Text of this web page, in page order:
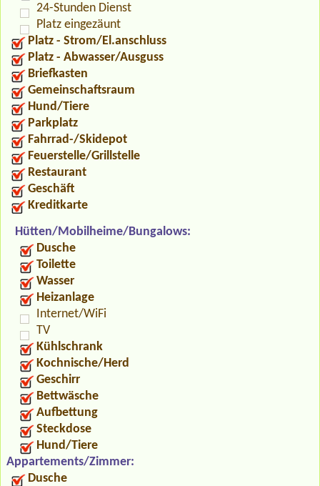
24-Stunden Dienst
Platz eingezäunt
Platz - Strom/El.anschluss
Platz - Abwasser/Ausguss
Briefkasten
Gemeinschaftsraum
Hund/Tiere
Parkplatz
Fahrrad-/Skidepot
Feuerstelle/Grillstelle
Restaurant
Geschäft
Kreditkarte
Hütten/Mobilheime/Bungalows:
Dusche
Toilette
Wasser
Heizanlage
Internet/WiFi
TV
Kühlschrank
Kochnische/Herd
Geschirr
Bettwäsche
Aufbettung
Steckdose
Hund/Tiere
Appartements/Zimmer:
Dusche